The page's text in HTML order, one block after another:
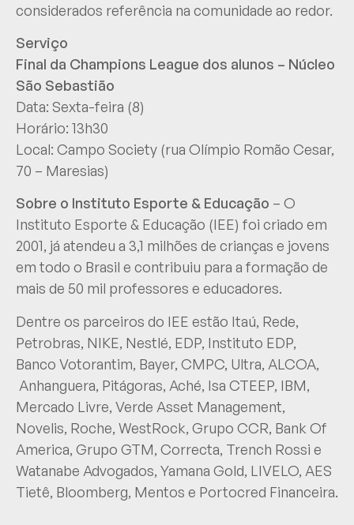
considerados referência na comunidade ao redor.
Serviço
Final da Champions League dos alunos – Núcleo
São Sebastião
Data: Sexta-feira (8)
Horário: 13h30
Local: Campo Society (rua Olímpio Romão Cesar,
70 – Maresias)
Sobre o Instituto Esporte & Educação – O
Instituto Esporte & Educação (IEE) foi criado em
2001, já atendeu a 3,1 milhões de crianças e jovens
em todo o Brasil e contribuiu para a formação de
mais de 50 mil professores e educadores.
Dentre os parceiros do IEE estão Itaú, Rede,
Petrobras, NIKE, Nestlé, EDP, Instituto EDP,
Banco Votorantim, Bayer, CMPC, Ultra, ALCOA,
Anhanguera, Pitágoras, Aché, Isa CTEEP, IBM,
Mercado Livre, Verde Asset Management,
Novelis, Roche, WestRock, Grupo CCR, Bank Of
America, Grupo GTM, Correcta, Trench Rossi e
Watanabe Advogados, Yamana Gold, LIVELO, AES
Tietê, Bloomberg, Mentos e Portocred Financeira.